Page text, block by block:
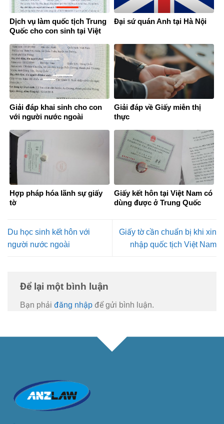
Dịch vụ làm quốc tịch Trung
Quốc cho con sinh tại Việt
Đại sứ quán Anh tại Hà Nội
Giải đáp khai sinh cho con
với người nước ngoài
Giải đáp về Giấy miễn thị
thực
Hợp pháp hóa lãnh sự giấy
tờ
Giấy kết hôn tại Việt Nam có
dùng được ở Trung Quốc
Du học sinh kết hôn với
người nước ngoài
Giấy tờ cần chuẩn bị khi xin
nhập quốc tịch Việt Nam
Để lại một bình luận
Bạn phải đăng nhập để gửi bình luận.